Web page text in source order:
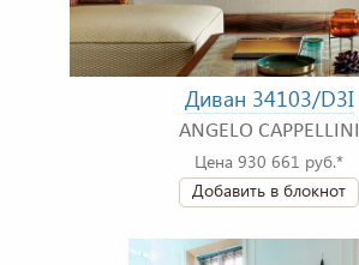
Диван 34103/D3I
ANGELO CAPPELLINI
Цена 930 661 руб.*
Добавить в блокнот